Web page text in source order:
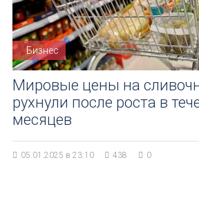
Бизнес
Мировые цены на
рухнули после роста в
месяцев
05.01.2025 в 23:10 438 0